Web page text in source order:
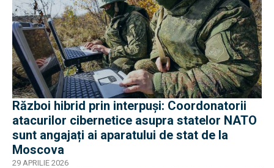
Război hibrid prin interpuși: Coordonatorii
atacurilor cibernetice asupra statelor NATO
sunt angajați ai aparatului de stat de la
Moscova
29 APRILIE 2026